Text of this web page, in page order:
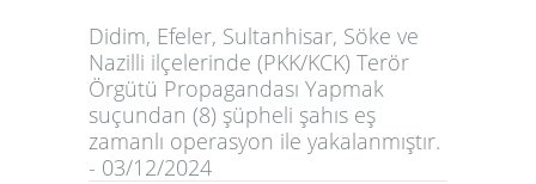
Didim, Efeler, Sultanhisar, Söke ve
Nazilli ilçelerinde (PKK/KCK) Terör
Örgütü Propagandası Yapmak
suçundan (8) şüpheli şahıs eş
zamanlı operasyon ile yakalanmıştır.
- 03/12/2024